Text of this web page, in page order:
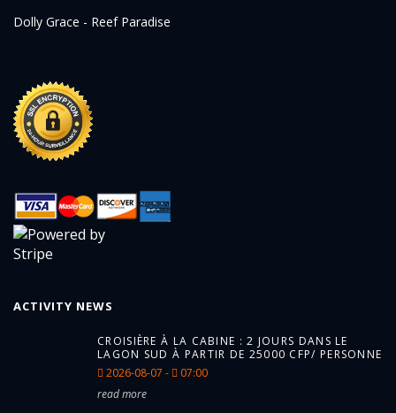
Dolly Grace - Reef Paradise
ACTIVITY NEWS
CROISIÈRE À LA CABINE : 2 JOURS DANS LE
LAGON SUD À PARTIR DE 25000 CFP/ PERSONNE
2026-08-07 -
07:00
read more